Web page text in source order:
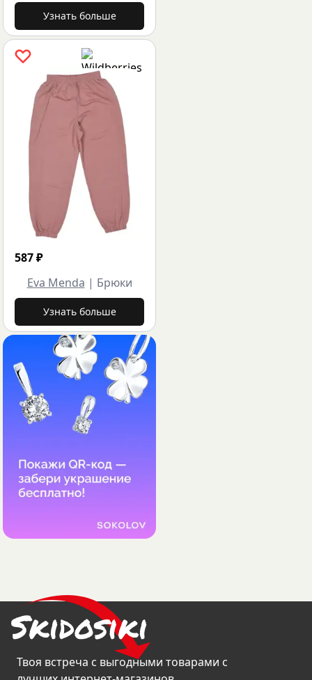
Узнать больше
587₽
Eva Menda | Брюки
Узнать больше
Твоя встреча с выгодными товарами с